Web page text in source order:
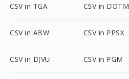
CSV in TGA CSV in DOTM
CSV in ABW CSV in PPSX
CSV in DJVU CSV in PGM